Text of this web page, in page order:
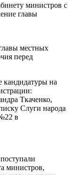
министров с
главы
местных
перед
кандидатуры на
Ткаченко,
Слуги народа
в
министров,